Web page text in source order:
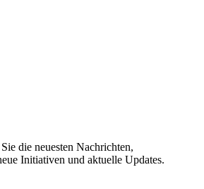
die neuesten Nachrichten,
Initiativen und aktuelle Updates.